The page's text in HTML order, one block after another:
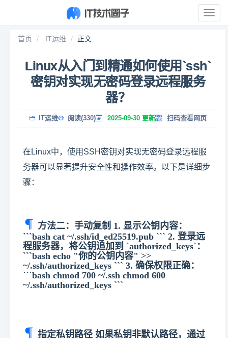
展
开
首页 IT运维 正文
Linux从入门到精通如何使用`ssh`
密钥对实现无密码登录远程服务
器？
IT运维 阅读(330) 2025-09-30 更新 扫码查看网页
在Linux中，使用SSH密钥对实现无密码登录远程服
务器可以显著提升安全性和操作效率。以下是详细步
骤：
方法二：手动复制 1. 显示公钥内容：
```bash cat ~/.ssh/id_ed25519.pub ``` 2. 登录远
程服务器，将公钥追加到 `authorized_keys`：
```bash echo "你的公钥内容" >>
~/.ssh/authorized_keys ``` 3. 确保权限正确：
```bash chmod 700 ~/.ssh chmod 600
~/.ssh/authorized_keys ```
指定私钥路径 如果私钥非默认路径，通过